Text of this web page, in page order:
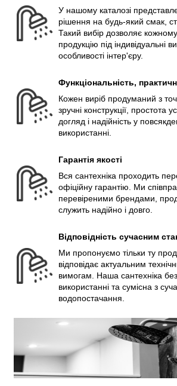
У нашому каталозі
рішення на будь-який смак,
Такий вибір дозволяє кожному
продукцію під індивідуальні
особливості інтер'єру.
Функціональність,
Кожен виріб продуманий з
зручні конструкції, простота
догляд і надійність у
використанні.
Гарантія якості
Вся сантехніка проходить
офіційну гарантію. Ми
перевіреними брендами,
служить надійно і довго.
Відповідність сучасним
Ми пропонуємо тільки ту
відповідає актуальним
вимогам. Наша сантехніка
використанні та сумісна з
водопостачання.